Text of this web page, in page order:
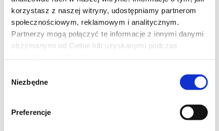
korzystasz z naszej witryny, udostępniamy partnerom
społecznościowym, reklamowym i analitycznym.
Partnerzy mogą połączyć te informacje z innymi danymi
otrzymanymi od Ciebie lub uzyskanymi podczas
zgody
Niezbędne
Preferencje